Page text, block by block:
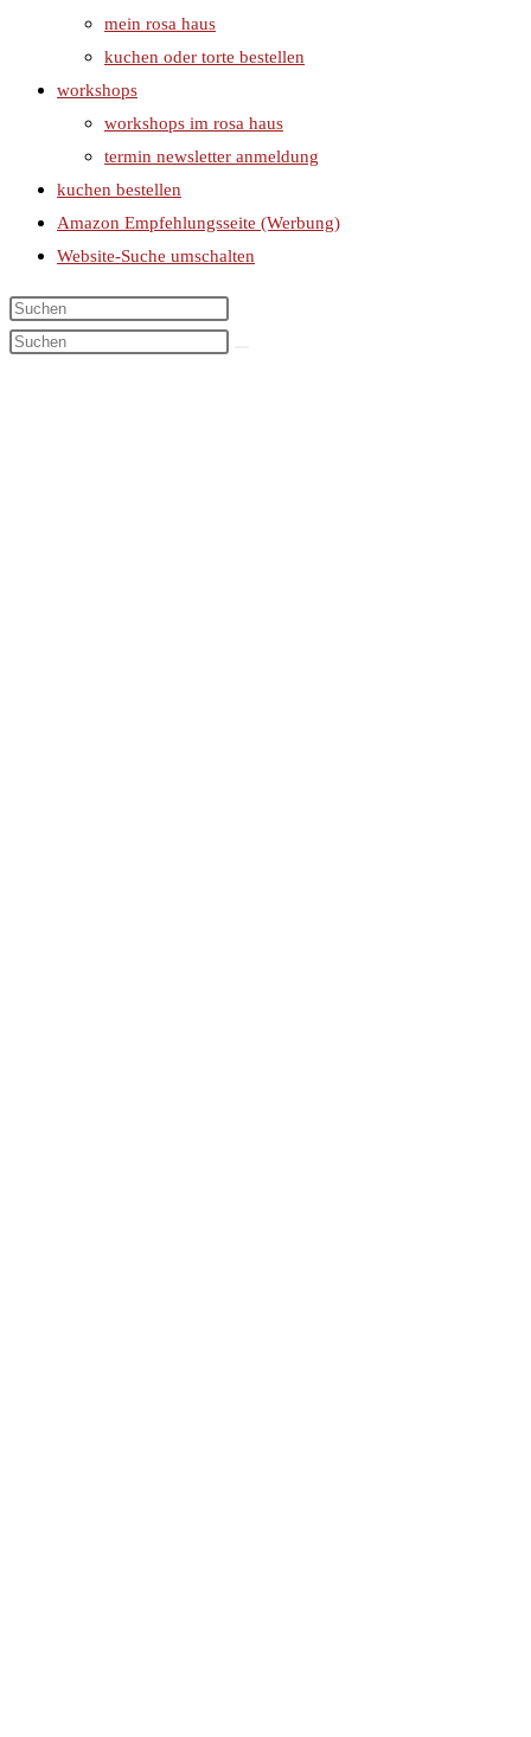
mein rosa haus
kuchen oder torte bestellen
workshops
workshops im rosa haus
termin newsletter anmeldung
kuchen bestellen
Amazon Empfehlungsseite (Werbung)
Website-Suche umschalten